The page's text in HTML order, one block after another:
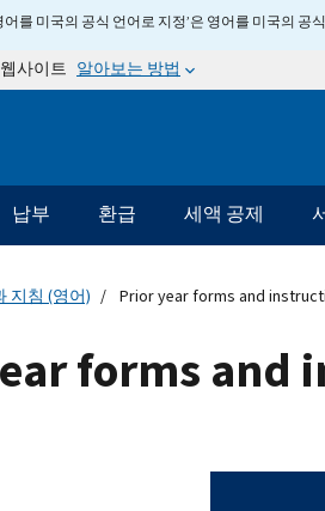
어를 미국의 공식 언어로 지정’은 영어를 미국의
사이트 알아보는 방법
Menu
이션 바
납부 환급 세액 공제
지침 (영어) Prior year forms and
forms and